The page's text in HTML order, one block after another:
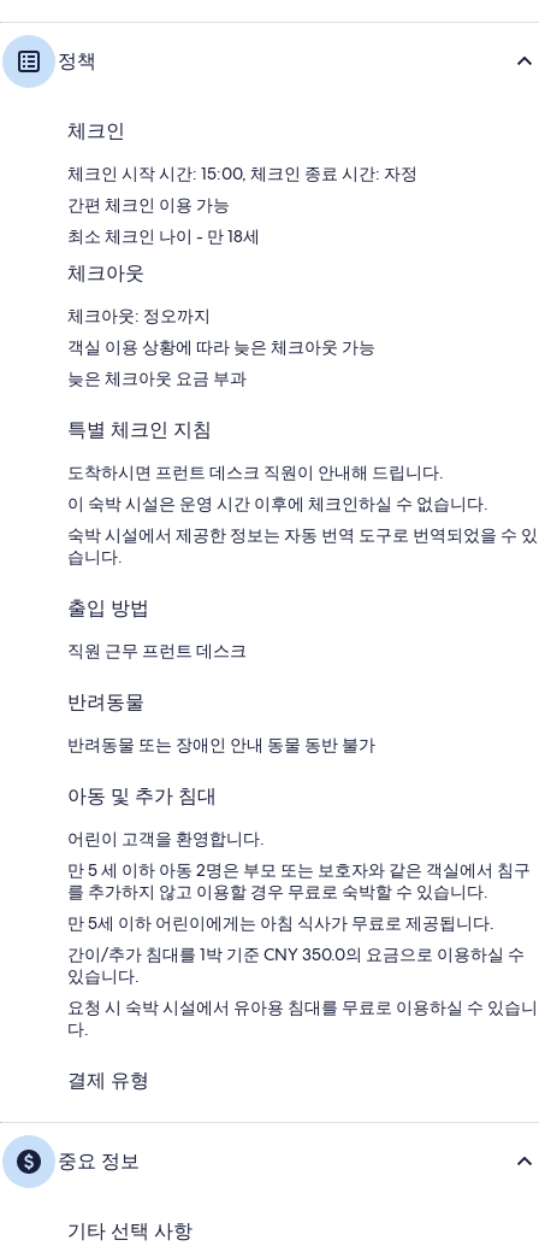
정책
체크인
체크인 시작 시간: 15:00, 체크인 종료 시간: 자정
간편 체크인 이용 가능
최소 체크인 나이 - 만 18세
체크아웃
체크아웃: 정오까지
객실 이용 상황에 따라 늦은 체크아웃 가능
늦은 체크아웃 요금 부과
특별 체크인 지침
도착하시면 프런트 데스크 직원이 안내해 드립니다.
이 숙박 시설은 운영 시간 이후에 체크인하실 수 없습니다.
숙박 시설에서 제공한 정보는 자동 번역 도구로 번역되었을 수 있
습니다.
출입 방법
직원 근무 프런트 데스크
반려동물
반려동물 또는 장애인 안내 동물 동반 불가
아동 및 추가 침대
어린이 고객을 환영합니다.
만 5 세 이하 아동 2명은 부모 또는 보호자와 같은 객실에서 침구
를 추가하지 않고 이용할 경우 무료로 숙박할 수 있습니다.
만 5세 이하 어린이에게는 아침 식사가 무료로 제공됩니다.
간이/추가 침대를 1박 기준 CNY 350.0의 요금으로 이용하실 수
있습니다.
요청 시 숙박 시설에서 유아용 침대를 무료로 이용하실 수 있습니
다.
결제 유형
중요 정보
기타 선택 사항